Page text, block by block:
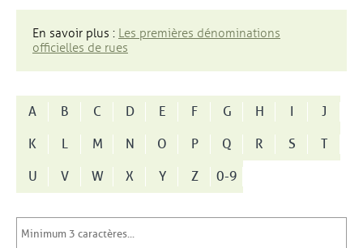
En savoir plus : Les premières dénominations
officielles de rues
A B C D E F G H I
J
K
L M N O P Q R S
T
U
V W X Y Z 0-9